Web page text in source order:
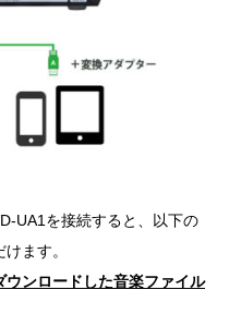
UA1を接続すると、以下の
ます。
ウンロードした音楽ファイル